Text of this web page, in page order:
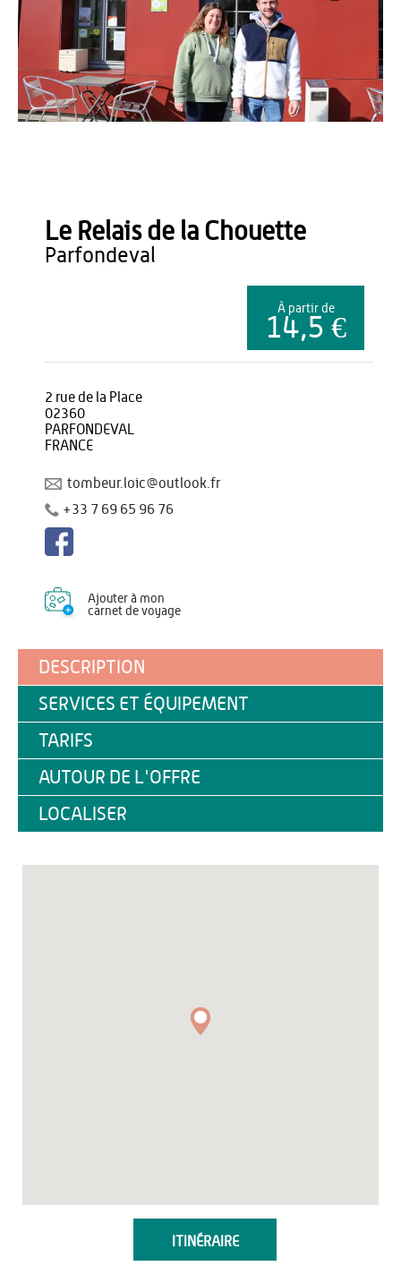
OT THIERACHE - CD
Le Relais de la Chouette
parfondeval
À partir de
14,5 €
2 rue de la Place
02360
PARFONDEVAL
FRANCE
tombeur.loic@outlook.fr
+33 7 69 65 96 76
Ajouter à mon
carnet de voyage
DESCRIPTION
SERVICES ET ÉQUIPEMENT
TARIFS
AUTOUR DE L'OFFRE
LOCALISER
ITINÉRAIRE